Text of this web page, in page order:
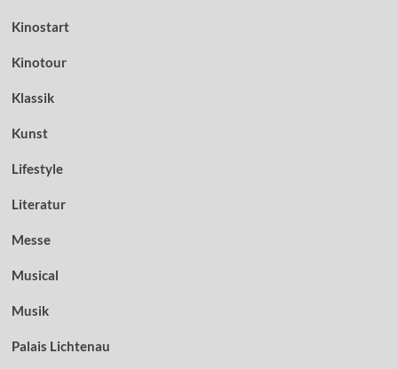
Kinostart
Kinotour
Klassik
Kunst
Lifestyle
Literatur
Messe
Musical
Musik
Palais Lichtenau